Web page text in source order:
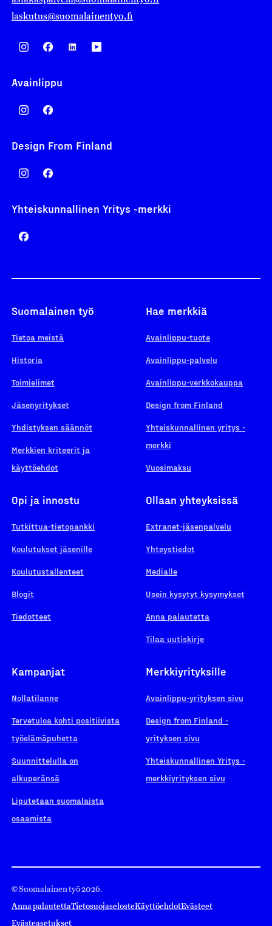
laskutus@suomalainentyo.fi
Avainlippu
Design From Finland
Yhteiskunnallinen Yritys -merkki
Suomalainen työ
Tietoa meistä
Historia
Toimielimet
Jäsenyritykset
Yhdistyksen säännöt
Merkkien kriteerit ja
käyttöehdot
Hae merkkiä
Avainlippu-tuote
Avainlippu-palvelu
Avainlippu-verkkokauppa
Design from Finland
Yhteiskunnallinen yritys -
merkki
Vuosimaksu
Opi ja innostu
Tutkittua-tietopankki
Koulutukset jäsenille
Koulutustallenteet
Blogit
Tiedotteet
Ollaan yhteyksissä
Extranet-jäsenpalvelu
Yhteystiedot
Medialle
Usein kysytyt kysymykset
Anna palautetta
Tilaa uutiskirje
Kampanjat
Nollatilanne
Tervetuloa kohti positiivista
työelämäpuhetta
Suunnittelulla on
alkuperänsä
Liputetaan suomalaista
osaamista
Merkkiyrityksille
Avainlippu-yrityksen sivu
Design from Finland -
yrityksen sivu
Yhteiskunnallinen Yritys -
merkkiyrityksen sivu
© Suomalainen työ 2026.
Anna palautettaTietosuojaselosteKäyttöehdotEvästeet
Evästeasetukset